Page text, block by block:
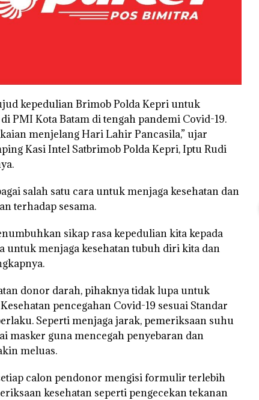
kepedulian Brimob Polda Kepri untuk
PMI Kota Batam di tengah pandemi Covid-19.
menjelang Hari Lahir Pancasila,” ujar
Kasi Intel Satbrimob Polda Kepri, Iptu Rudi
salah satu cara untuk menjaga kesehatan dan
terhadap sesama.
sikap rasa kepedulian kita kepada
untuk menjaga kesehatan tubuh diri kita dan
donor darah, pihaknya tidak lupa untuk
pencegahan Covid-19 sesuai Standar
Seperti menjaga jarak, pemeriksaan suhu
masker guna mencegah penyebaran dan
meluas.
calon pendonor mengisi formulir terlebih
kesehatan seperti pengecekan tekanan
1,3
dari
di
Diamankan Akibat
Nekat Simpan Vape
Berisi Narkoba dalam
Harga 2,5
Playgroup Djuwita:
Polda Kepri Naikkan
Status ke Tahap